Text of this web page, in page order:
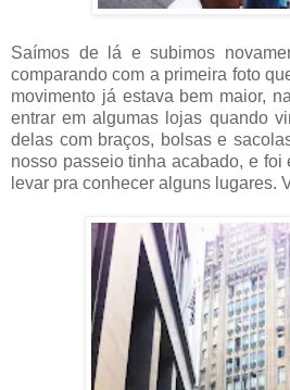
Saímos de lá e subimos
comparando com a primeira foto
movimento já estava bem maior,
entrar em algumas lojas quando
delas com braços, bolsas e
nosso passeio tinha acabado, e
levar pra conhecer alguns lugares.